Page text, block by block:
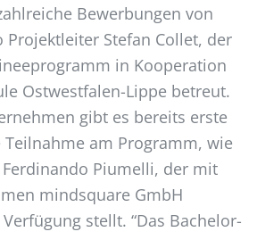
Bewerbungen von
Projektleiter Stefan Collet, der
in Kooperation
Ostwestfalen-Lippe betreut.
gibt es bereits erste
am Programm, wie
Piumelli, der mit
mindsquare GmbH
stellt. “Das Bachelor-